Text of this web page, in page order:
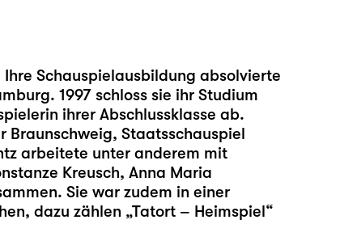
Schauspielausbildung absolvierte
1997 schloss sie ihr Studium
ihrer Abschlussklasse ab.
Staatsschauspiel
arbeitete unter anderem mit
Kreusch, Anna Maria
Sie war zudem in einer
dazu zählen „Tatort – Heimspiel“